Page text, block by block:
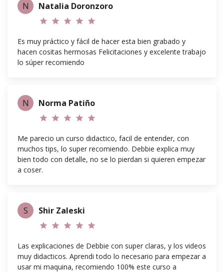
N Natalia Doronzoro
star star star star star
Es muy práctico y fácil de hacer esta bien grabado y
hacen cositas hermosas Felicitaciones y excelente trabajo
lo súper recomiendo
N Norma Patiño
star star star star star
Me parecio un curso didactico, facil de entender, con
muchos tips, lo super recomiendo. Debbie explica muy
bien todo con detalle, no se lo pierdan si quieren empezar
a coser.
S Shir Zaleski
star star star star star
Las explicaciones de Debbie con super claras, y los videos
muy didacticos. Aprendi todo lo necesario para empezar a
usar mi maquina, recomiendo 100% este curso a